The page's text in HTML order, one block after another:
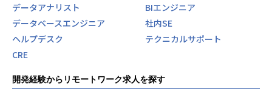
データアナリスト
BIエンジニア
データベースエンジニア
社内SE
ヘルプデスク
テクニカルサポート
CRE
開発経験からリモートワーク求人を探す